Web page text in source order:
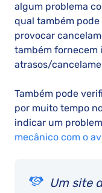
algum problema
qual também
provocar
também fornecem
atrasos/
Também pode
por muito tempo
indicar um
mecânico com o
Um site